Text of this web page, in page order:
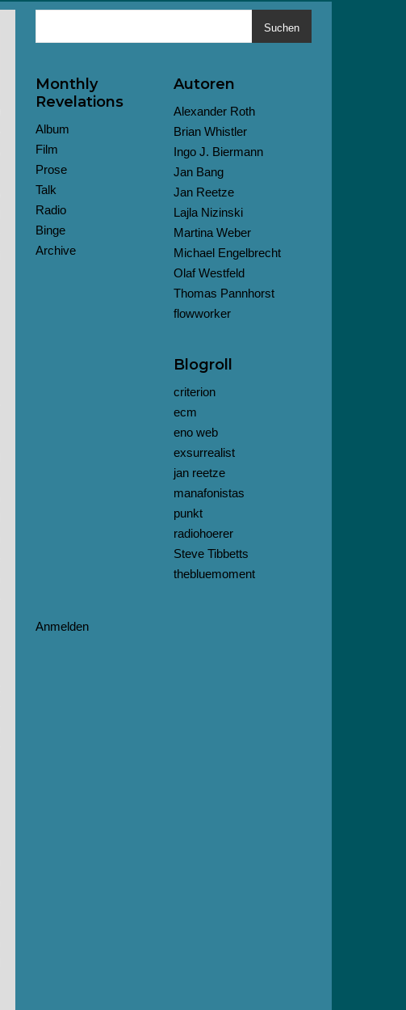
Suchen
Monthly
Revelations
Album
Film
Prose
Talk
Radio
Binge
Archive
Autoren
Alexander Roth
Brian Whistler
Ingo J. Biermann
Jan Bang
Jan Reetze
Lajla Nizinski
Martina Weber
Michael Engelbrecht
Olaf Westfeld
Thomas Pannhorst
flowworker
Blogroll
criterion
ecm
eno web
exsurrealist
jan reetze
manafonistas
punkt
radiohoerer
Steve Tibbetts
thebluemoment
Anmelden